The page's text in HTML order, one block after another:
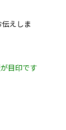
えしま
目印です